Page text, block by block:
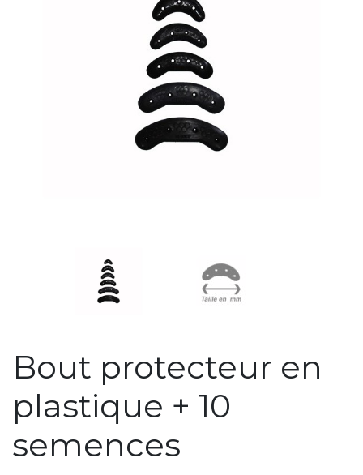
Bout protecteur en
plastique + 10
semences